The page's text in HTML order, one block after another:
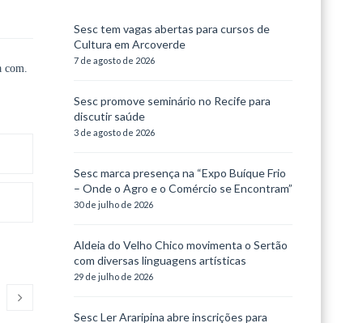
com.
Sesc tem vagas abertas para cursos de
Cultura em Arcoverde
7 de agosto de 2026
Sesc promove seminário no Recife para
discutir saúde
3 de agosto de 2026
Sesc marca presença na “Expo Buíque Frio
– Onde o Agro e o Comércio se Encontram”
30 de julho de 2026
Aldeia do Velho Chico movimenta o Sertão
com diversas linguagens artísticas
29 de julho de 2026
Sesc Ler Araripina abre inscrições para